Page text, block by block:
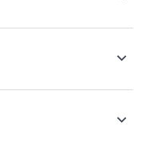
BTW en exclusief